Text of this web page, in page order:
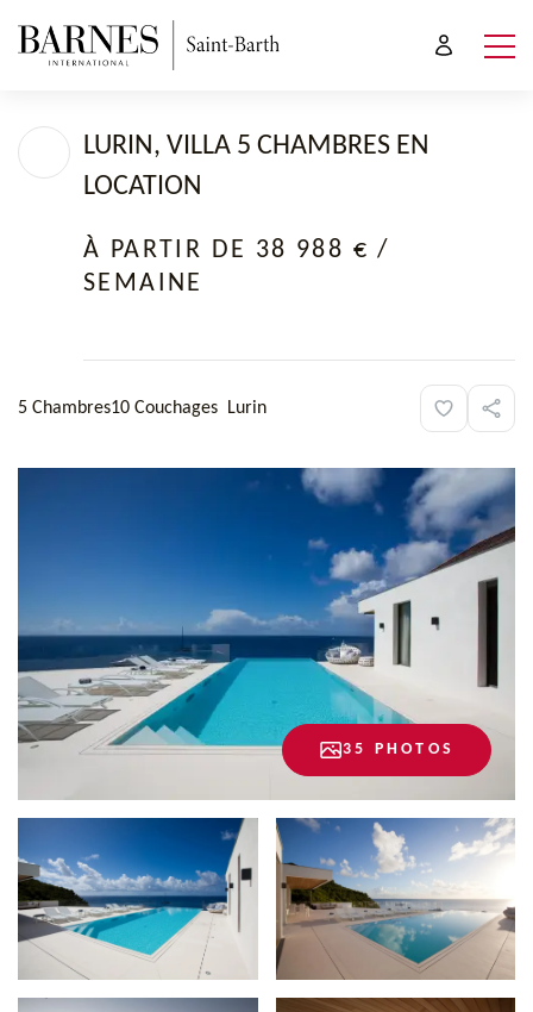
LURIN, VILLA 5 CHAMBRES EN
LOCATION
À PARTIR DE 38 988 €/
SEMAINE
5 Chambres10 Couchages Lurin
35 PHOTOS